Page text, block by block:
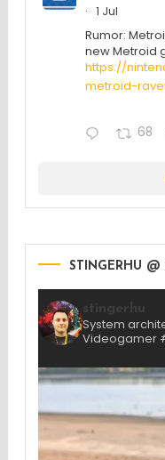
·
1 Jul
Rumor:
new Metroid
https://
metroid-
68
STINGERHU @
System
Videogamer